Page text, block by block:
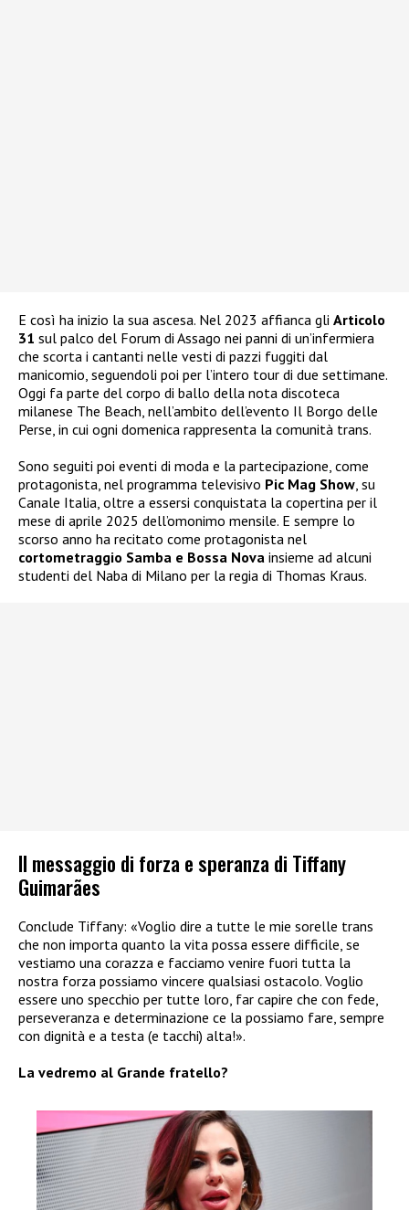
E così ha inizio la sua ascesa. Nel 2023 affianca gli Articolo
31 sul palco del Forum di Assago nei panni di un’infermiera
che scorta i cantanti nelle vesti di pazzi fuggiti dal
manicomio, seguendoli poi per l’intero tour di due settimane.
Oggi fa parte del corpo di ballo della nota discoteca
milanese The Beach, nell’ambito dell’evento Il Borgo delle
Perse, in cui ogni domenica rappresenta la comunità trans.
Sono seguiti poi eventi di moda e la partecipazione, come
protagonista, nel programma televisivo Pic Mag Show, su
Canale Italia, oltre a essersi conquistata la copertina per il
mese di aprile 2025 dell’omonimo mensile. E sempre lo
scorso anno ha recitato come protagonista nel
cortometraggio Samba e Bossa Nova insieme ad alcuni
studenti del Naba di Milano per la regia di Thomas Kraus.
Il messaggio di forza e speranza di Tiffany
Guimarães
Conclude Tiffany: «Voglio dire a tutte le mie sorelle trans
che non importa quanto la vita possa essere difficile, se
vestiamo una corazza e facciamo venire fuori tutta la
nostra forza possiamo vincere qualsiasi ostacolo. Voglio
essere uno specchio per tutte loro, far capire che con fede,
perseveranza e determinazione ce la possiamo fare, sempre
con dignità e a testa (e tacchi) alta!».
La vedremo al Grande fratello?